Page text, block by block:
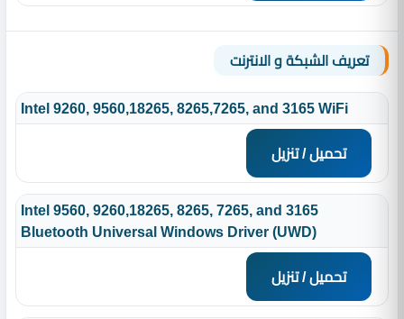
تعريف الشبكة و الانترنت
Intel 9260, 9560,18265, 8265,7265, and 3165 WiFi
تحميل / تنزيل
Intel 9560, 9260,18265, 8265, 7265, and 3165
Bluetooth Universal Windows Driver (UWD)
تحميل / تنزيل